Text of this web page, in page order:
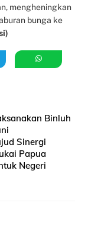
mengheningkan
bunga ke
Binluh
Sinergi
Papua
Negeri